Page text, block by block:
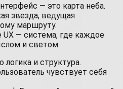
— это карта неба.
звезда, ведущая
маршруту.
— система, где каждое
и светом.
логика и структура.
чувствует себя